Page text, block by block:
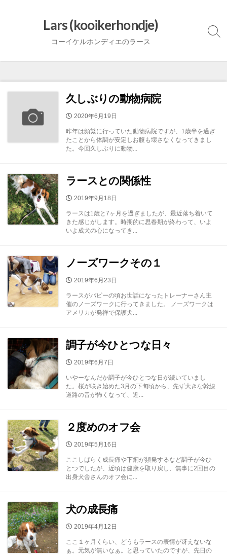
ス
Lars (kooikerhondje)
コーイケルホンディエのラース
検
グ
久しぶりの動物病院
公
日
2020年6月19日
昨年は頻繁に行っていた動物病院ですが、1歳半を過ぎ
たことから体調が安定しお腹も壊さなくなってきまし
た。今回久しぶりに動物...
ラースとの関係性
公
日
2019年9月18日
ラースは1歳と7ヶ月を過ぎましたが、最近落ち着いて
きた感じがします。時期的に思春期が終わって、いよ
いよ成犬の心になってき...
ノーズワークその１
公
日
2019年6月23日
ラースがパピーの頃お世話になったトレーナーさん主
催のノーズワークに行ってきました。 ノーズワークは
アメリカが発祥で保護犬...
調子が今ひとつな日々
公
日
2019年6月7日
いやーなんだか調子が今ひとつな日が続いていまし
た。桜が咲き始めた3月の下旬頃から、先ず大きな幹線
道路の音が怖くなって、近...
２度めのオフ会
公
日
2019年5月16日
ここしばらく成長痛や下痢が頻発するなど調子が今ひ
とつでしたが、近頃は健康を取り戻し、無事に2回目の
出身犬舎さんのオフ会に...
犬の成長痛
公
日
2019年4月12日
ここ１ヶ月くらい、どうもラースの表情が冴えないな
ぁ。元気が無いなぁ。と思っていたのですが、先日の